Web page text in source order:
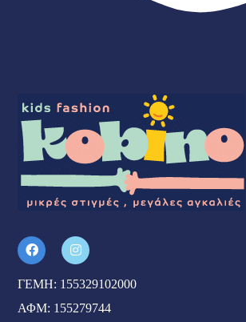
ΓΕΜΗ: 155329102000
ΑΦΜ: 155279744